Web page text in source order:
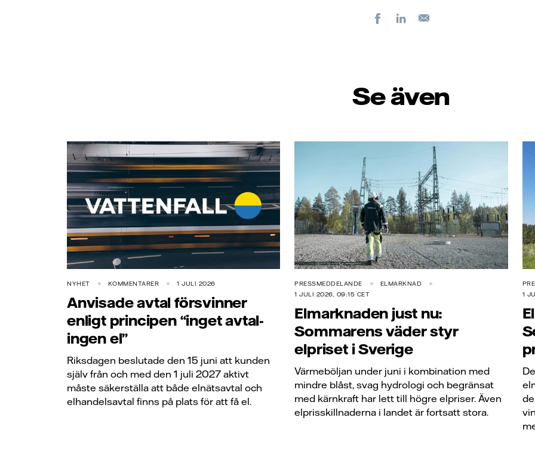
FacebookLinkedIn
Se även
NYHET KOMMENTARER 1 JULI 2026
Anvisade avtal försvinner
enligt principen “inget avtal-
ingen el”
Riksdagen beslutade den 15 juni att kunden
själv från och med den 1 juli 2027 aktivt
måste säkerställa att både elnätsavtal och
elhandelsavtal finns på plats för att få el.
PRESSMEDDELANDE
ELMARKNAD
1 JULI 2026, 09:15 CET
Elmarknaden just nu:
Sommarens väder styr
elpriset i Sverige
Värmeböljan under juni i kombination med
mindre blåst, svag hydrologi och begränsat
med kärnkraft har lett till högre elpriser. Även
elprisskillnaderna i landet är fortsatt stora.
1